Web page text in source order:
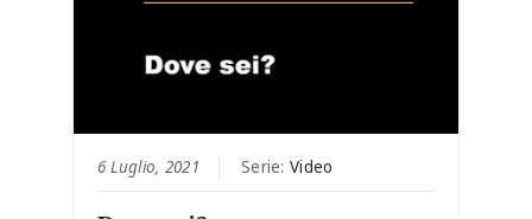
6 Luglio, 2021 Serie:Video